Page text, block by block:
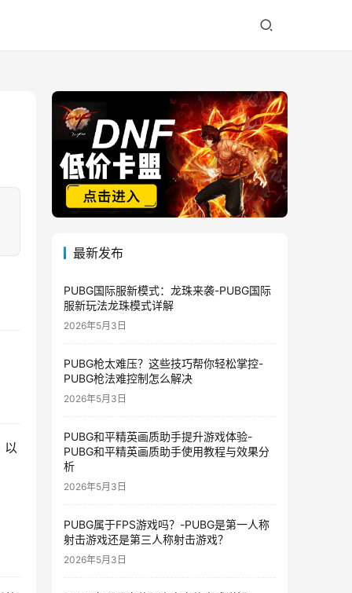
以
最新发布
PUBG国际服新模式：龙珠来袭-PUBG国际
服新玩法龙珠模式详解
2026年5月3日
PUBG枪太难压？这些技巧帮你轻松掌控-
PUBG枪法难控制怎么解决
2026年5月3日
PUBG和平精英画质助手提升游戏体验-
PUBG和平精英画质助手使用教程与效果分
析
2026年5月3日
PUBG属于FPS游戏吗？-PUBG是第一人称
射击游戏还是第三人称射击游戏？
2026年5月3日